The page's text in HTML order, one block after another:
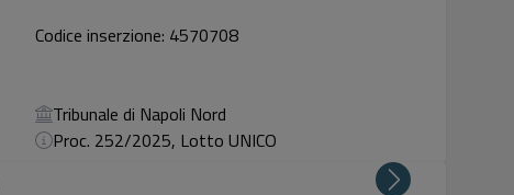
Codice inserzione: 4570708
Tribunale di Napoli Nord
Proc. 252/2025, Lotto UNICO